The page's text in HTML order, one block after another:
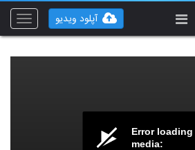
Toggle
آپلود ویدیو
Error loading
media: